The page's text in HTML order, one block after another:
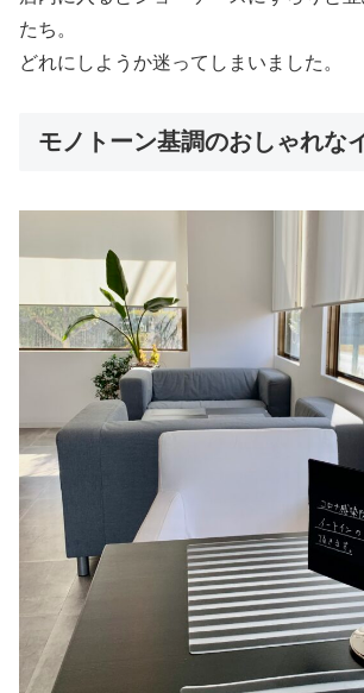
たち。
どれにしようか迷ってしまいました。
モノトーン基調のおしゃれな